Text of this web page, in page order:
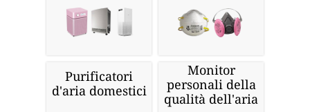
Purificatori
d'aria domestici
Monitor
personali della
qualità dell'aria